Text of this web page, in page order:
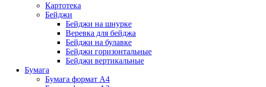
Картотека
Бейджи
Бейджи на шнурке
Веревка для бейджа
Бейджи на булавке
Бейджи горизонтальные
Бейджи вертикальные
Бумага
Бумага формат А4